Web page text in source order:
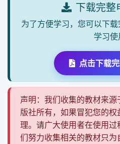
下载完整
为了方便学习，您可以下
学习使
点击下载
声明：我们收集的教材来
版社所有，如果冒犯您的
理。请广大使用者在使用
们努力收集相关的教材只